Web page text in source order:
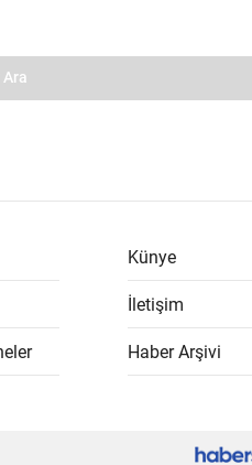
Künye
İletişim
Haber Arşivi